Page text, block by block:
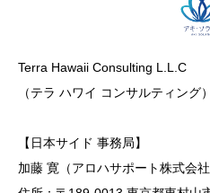
Terra Hawaii Consulting L.L.C
（テラ ハワイ コンサルティング）
【日本サイド 事務局】
加藤 寛（アロハサポート株式会社